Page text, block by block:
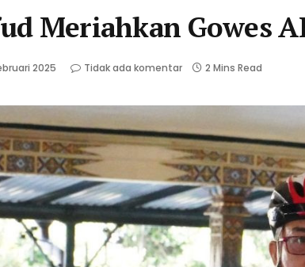
Meriahkan Gowes
2025 Tidak ada komentar 2 Mins Read